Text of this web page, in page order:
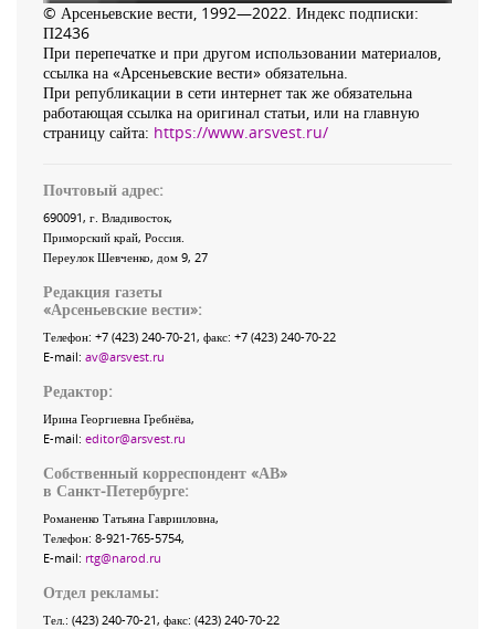
© Арсеньевские вести, 1992—2022. Индекс подписки:
П2436
При перепечатке и при другом использовании материалов,
ссылка на «Арсеньевские вести» обязательна.
При републикации в сети интернет так же обязательна
работающая ссылка на оригинал статьи, или на главную
страницу сайта: https://www.arsvest.ru/
Почтовый адрес:
690091, г. Владивосток,
Приморский край, Россия
Переулок Шевченко, дом 9, 27
Редакция газеты
«Арсеньевские вести»:
Телефон: +7 (423) 240-70-21, факс: +7 (423) 240-70-22
E-mail: av@arsvest.ru
Редактор:
Ирина Георгиевна Гребнёва,
E-mail: editor@arsvest.ru
Собственный корреспондент «АВ»
в Санкт-Петербурге:
Романенко Татьяна Гаврииловна,
Телефон: 8-921-765-5754,
E-mail: rtg@narod.ru
Отдел рекламы:
Тел.: (423) 240-70-21, факс: (423) 240-70-22